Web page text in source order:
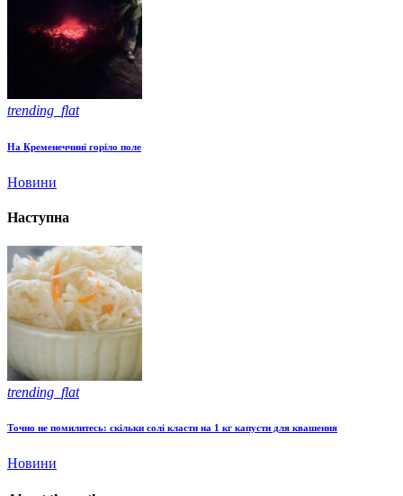
trending_flat
На Кременеччині горіло поле
Новини
Наступна
trending_flat
Точно не помилитесь: скільки солі класти на 1 кг капусти для квашення
Новини